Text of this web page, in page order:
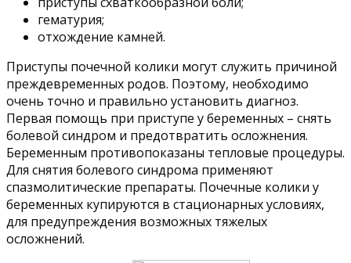
гематурия;
отхождение камней.
Приступы почечной колики могут служить причиной
преждевременных родов. Поэтому, необходимо
очень точно и правильно установить диагноз.
Первая помощь при приступе у беременных – снять
болевой синдром и предотвратить осложнения.
Беременным противопоказаны тепловые процедуры.
Для снятия болевого синдрома применяют
спазмолитические препараты. Почечные колики у
беременных купируются в стационарных условиях,
для предупреждения возможных тяжелых
осложнений.